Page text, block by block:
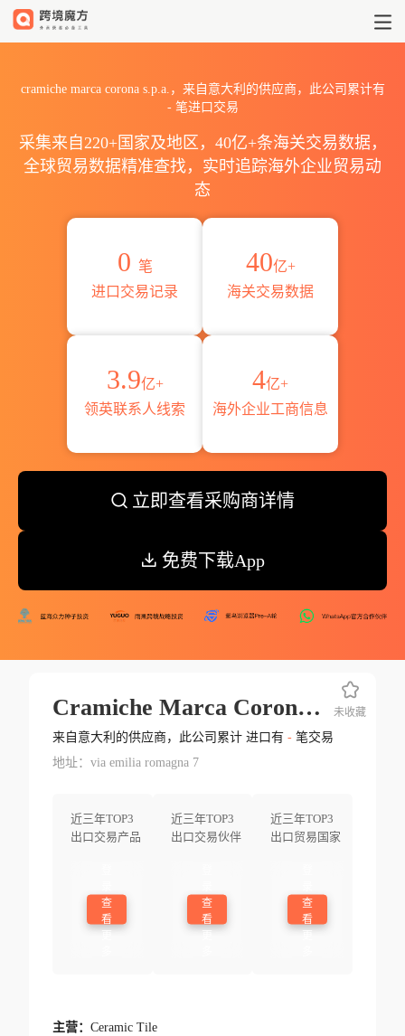
cramiche marca corona s.p.a.，来自意大利的供应商，此公司累计有
-笔进口交易
采集来自220+国家及地区，40亿+条海关交易数据，
全球贸易数据精准查找，实时追踪海外企业贸易动
态
0 笔
进口交易记录
40亿+
海关交易数据
3.9亿+
领英联系人线索
4亿+
海外企业工商信息
立即查看采购商详情
免费下载App
Cramiche Marca Corona S.p.a.
来自意大利的供应商，此公司累计 进口有 -笔交易
地址：via emilia romagna 7
近三年TOP3
出口交易产品
查
看
近三年TOP3
出口交易伙伴
查
看
近三年TOP3
出口贸易国家
查
看
未收藏
主营： Ceramic Tile